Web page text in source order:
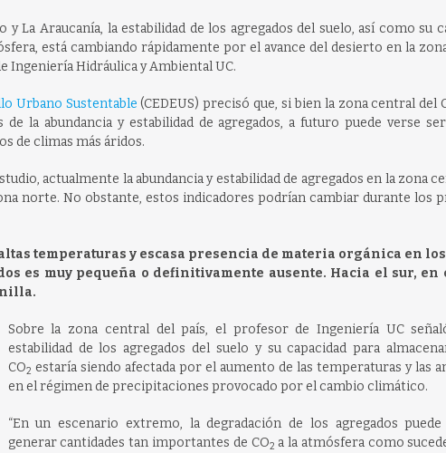
La Araucanía, la estabilidad de los agregados del suelo, así como su
está cambiando rápidamente por el avance del desierto en la
Ingeniería Hidráulica y Ambiental UC.
Urbano Sustentable (CEDEUS) precisó que, si bien la zona central del
la abundancia y estabilidad de agregados, a futuro puede verse
de climas más áridos.
actualmente la abundancia y estabilidad de agregados en la zona
norte. No obstante, estos indicadores podrían cambiar durante los
temperaturas y escasa presencia de materia orgánica en
es muy pequeña o definitivamente ausente. Hacia el sur, en
Sobre la zona central del país, el profesor de Ingeniería UC
estabilidad de los agregados del suelo y su capacidad para
CO2 estaría siendo afectada por el aumento de las temperaturas y las
en el régimen de precipitaciones provocado por el cambio climático.
“En un escenario extremo, la degradación de los agregados
generar cantidades tan importantes de CO2 a la atmósfera como